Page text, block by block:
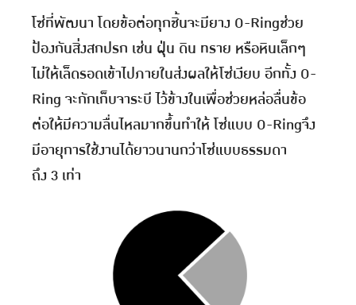
โซ่ที่พัฒนา โดยข้อต่อทุกชิ้นจะมียาง O-Ringช่วย
ป้องกันสิ่งสกปรก เช่น ฝุ่น ดิน ทราย หรือหินเล็กๆ
ไม่ให้เล็ดรอดเข้าไปภายในส่งผลให้โซ่เงียบ อีกทั้ง O-
Ring จะกักเก็บจาระบี ไว้ข้างในเพื่อช่วยหล่อลื่นข้อ
ต่อให้มีความลื่นไหลมากขึ้นทำให้ โซ่แบบ O-Ringจึง
มีอายุการใช้งานได้ยาวนานกว่าโซ่แบบธรรมดา
ถึง 3 เท่า